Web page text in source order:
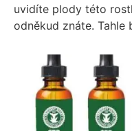
uvidíte plody této
odněkud znáte. Tahle